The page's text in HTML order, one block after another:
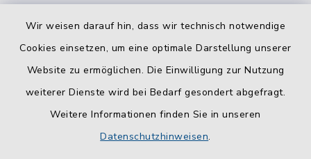
Wir weisen darauf hin, dass wir technisch notwendige
Cookies einsetzen, um eine optimale Darstellung unserer
Website zu ermöglichen. Die Einwilligung zur Nutzung
weiterer Dienste wird bei Bedarf gesondert abgefragt.
Weitere Informationen finden Sie in unseren
Datenschutzhinweisen.
Barrierefreiheit